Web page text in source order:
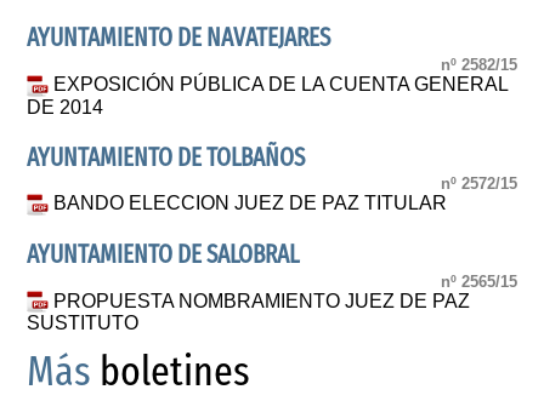
AYUNTAMIENTO DE NAVATEJARES
nº 2582/15
EXPOSICIÓN PÚBLICA DE LA CUENTA GENERAL
DE 2014
AYUNTAMIENTO DE TOLBAÑOS
nº 2572/15
BANDO ELECCION JUEZ DE PAZ TITULAR
AYUNTAMIENTO DE SALOBRAL
nº 2565/15
PROPUESTA NOMBRAMIENTO JUEZ DE PAZ
SUSTITUTO
Más boletines